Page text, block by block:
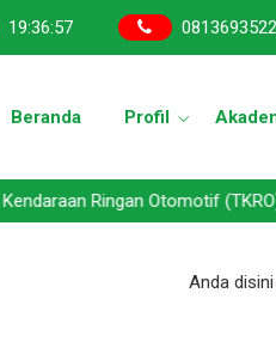
19:36:57
Beranda Profil
Ringan Otomotif (TKRO) -
Anda disini